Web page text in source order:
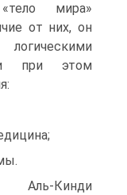
мира»
от них, он
при этом
Аль-Кинди